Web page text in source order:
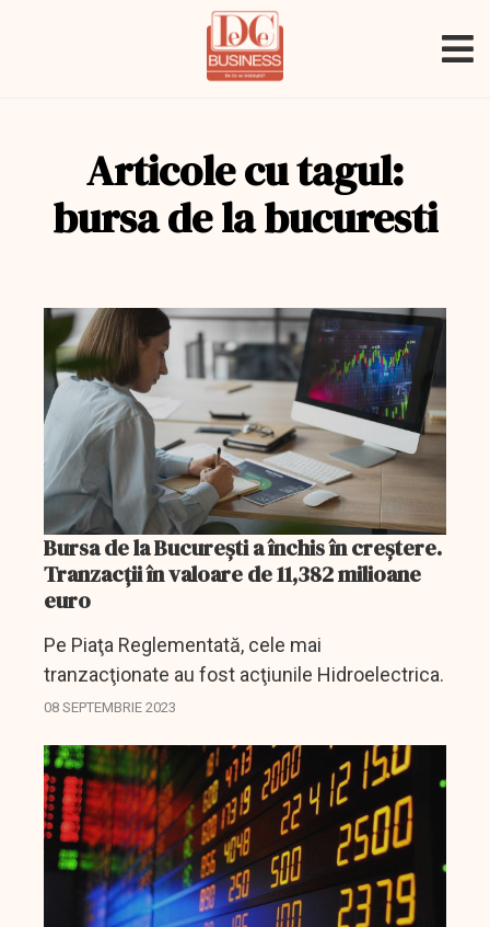
Articole cu tagul:
bursa de la bucuresti
Bursa de la Bucureşti a închis în creştere.
Tranzacții în valoare de 11,382 milioane
euro
Pe Piaţa Reglementată, cele mai
tranzacţionate au fost acţiunile Hidroelectrica.
08 SEPTEMBRIE 2023